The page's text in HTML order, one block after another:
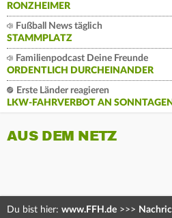
RONZHEIMER
Fußball News täglich
STAMMPLATZ
Familienpodcast Deine Freunde
ORDENTLICH DURCHEINANDER
Erste Länder reagieren
LKW-FAHRVERBOT AN SONNTAGEN
AUS DEM NETZ
Du bist hier: www.FFH.de >>>